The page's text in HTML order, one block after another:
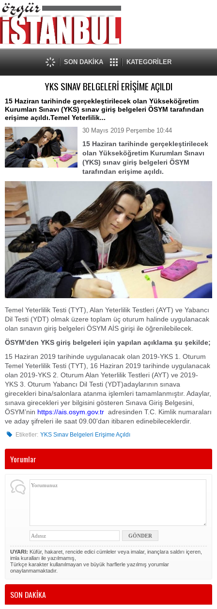
SON DAKİKA KATEGORİLER
YKS SINAV BELGELERİ ERİŞİME AÇILDI
15 Haziran tarihinde gerçekleştirilecek olan Yükseköğretim
Kurumları Sınavı (YKS) sınav giriş belgeleri ÖSYM tarafından
erişime açıldı.Temel Yeterlilik...
30 Mayıs 2019 Perşembe 10:44
15 Haziran tarihinde gerçekleştirilecek
olan Yükseköğretim Kurumları Sınavı
(YKS) sınav giriş belgeleri ÖSYM
tarafından erişime açıldı.
Temel Yeterlilik Testi (TYT), Alan Yeterlilik Testleri (AYT) ve Yabancı
Dil Testi (YDT) olmak üzere toplam üç oturum halinde uygulanacak
olan sınavın giriş belgeleri ÖSYM AİS girişi ile öğrenilebilecek.
ÖSYM'den YKS giriş belgeleri için yapılan açıklama şu şekilde;
15 Haziran 2019 tarihinde uygulanacak olan 2019-YKS 1. Oturum
Temel Yeterlilik Testi (TYT), 16 Haziran 2019 tarihinde uygulanacak
olan 2019-YKS 2. Oturum Alan Yeterlilik Testleri (AYT) ve 2019-
YKS 3. Oturum Yabancı Dil Testi (YDT)adaylarının sınava
girecekleri bina/salonlara atanma işlemleri tamamlanmıştır. Adaylar,
sınava girecekleri yer bilgisini gösteren Sınava Giriş Belgesini,
ÖSYM’nin https://ais.osym.gov.tr adresinden T.C. Kimlik numaraları
ve aday şifreleri ile saat 09.00'dan itibaren edinebileceklerdir.
Etiketler: YKS Sınav Belgeleri Erişime Açıldı
Yorumlar
UYARI: Küfür, hakaret, rencide edici cümleler veya imalar, inançlara saldırı içeren,
imla kuralları ile yazılmamış,
Türkçe karakter kullanılmayan ve büyük harflerle yazılmış yorumlar
onaylanmamaktadır.
SON DAKİKA